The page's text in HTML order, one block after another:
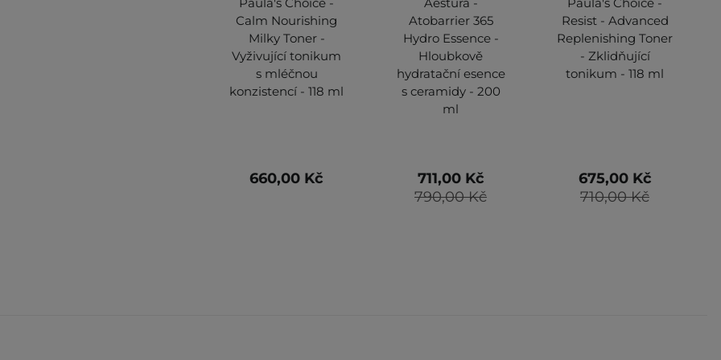
Calm Nourishing
Milky Toner -
Vyživující tonikum
s mléčnou
konzistencí - 118 ml
660,00 Kč
Atobarrier 365
Hydro Essence -
Hloubkově
hydratační esence
s ceramidy - 200
ml
790,00 Kč
711,00 Kč
Resist - Advanced
Replenishing Toner
- Zklidňující
tonikum - 118 ml
710,00 Kč
675,00 Kč